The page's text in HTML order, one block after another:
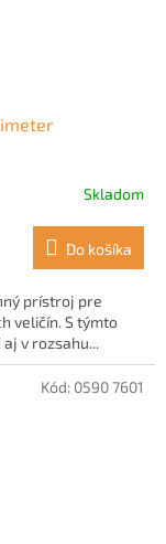
Skladom
Do košíka
prístroj pre
veličín. S týmto
v rozsahu...
Kód: 0590 7601